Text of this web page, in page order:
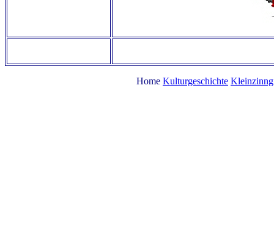
Home Kulturgeschichte